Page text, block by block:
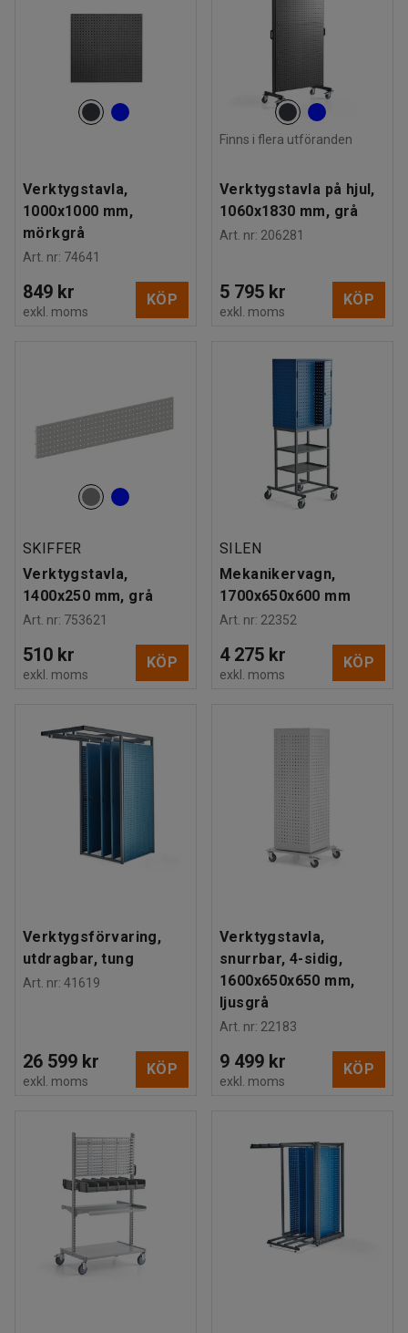
Verktygstavla,
1000x1000 mm,
mörkgrå
Art. nr: 74641
849 kr
exkl. moms
KÖP
Finns i flera utföranden
Verktygstavla på hjul,
1060x1830 mm, grå
Art. nr: 206281
5 795 kr
exkl. moms
KÖP
SKIFFER
Verktygstavla,
1400x250 mm, grå
Art. nr: 753621
510 kr
exkl. moms
KÖP
SILEN
Mekanikervagn,
1700x650x600 mm
Art. nr: 22352
4 275 kr
exkl. moms
KÖP
Verktygsförvaring,
utdragbar, tung
Art. nr: 41619
26 599 kr
exkl. moms
KÖP
Verktygstavla,
snurrbar, 4-sidig,
1600x650x650 mm,
ljusgrå
Art. nr: 22183
9 499 kr
exkl. moms
KÖP